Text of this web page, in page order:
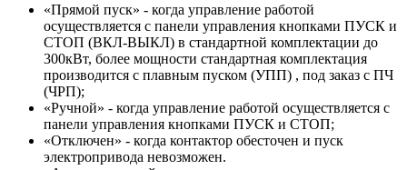
«Прямой пуск» - когда управление работой
осуществляется с панели управления кнопками ПУСК и
СТОП (ВКЛ-ВЫКЛ) в стандартной комплектации до
300кВт, более мощности стандартная комплектация
производится с плавным пуском (УПП) , под заказ с ПЧ
(ЧРП);
«Ручной» - когда управление работой осуществляется с
панели управления кнопками ПУСК и СТОП;
«Отключен» - когда контактор обесточен и пуск
электропривода невозможен.